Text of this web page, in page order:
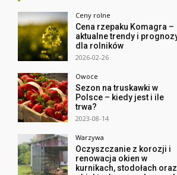
Ceny rolne
Cena rzepaku Komagra –
aktualne trendy i
dla rolników
2026-02-26
Owoce
Sezon na truskawki w
Polsce – kiedy jest i ile
trwa?
2023-08-14
Warzywa
Oczyszczanie z korozji i
renowacja okien w
kurnikach, stodołach oraz